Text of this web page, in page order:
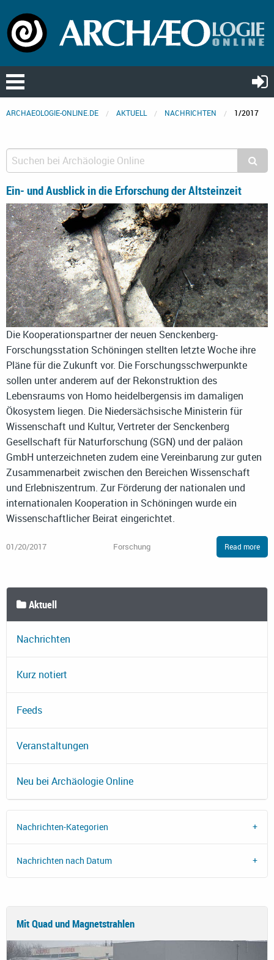
ARCHAEOLOGIE-ONLINE.DE AKTUELL NACHRICHTEN 1/2017
Ein- und Ausblick in die Erforschung der Altsteinzeit
Die Kooperationspartner der neuen Senckenberg-
Forschungsstation Schöningen stellten letzte Woche ihre
Pläne für die Zukunft vor. Die Forschungsschwerpunkte
sollen unter anderem auf der Rekonstruktion des
Lebensraums von Homo heidelbergensis im damaligen
Ökosystem liegen. Die Niedersächsische Ministerin für
Wissenschaft und Kultur, Vertreter der Senckenberg
Gesellschaft für Naturforschung (SGN) und der paläon
GmbH unterzeichneten zudem eine Vereinbarung zur guten
Zusammenarbeit zwischen den Bereichen Wissenschaft
und Erlebniszentrum. Zur Förderung der nationalen und
internationalen Kooperation in Schöningen wurde ein
Wissenschaftlicher Beirat eingerichtet.
01/20/2017 Forschung Read more
Aktuell
Nachrichten
Kurz notiert
Feeds
Veranstaltungen
Neu bei Archäologie Online
Nachrichten-Kategorien
Nachrichten nach Datum
Mit Quad und Magnetstrahlen